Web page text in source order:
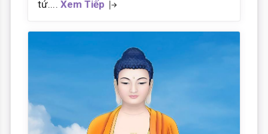
tứ.... Xem Tiếp